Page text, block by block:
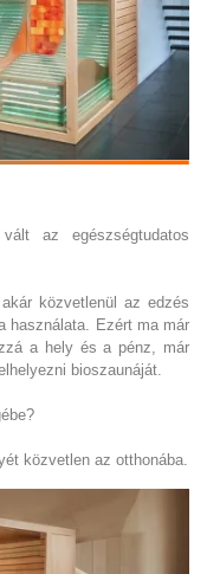
az egészségtudatos
közvetlenül az edzés
használata. Ezért ma már
a hely és a pénz, már
bioszaunáját.
közvetlen az otthonába.